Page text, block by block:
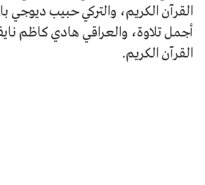
القرآن الكريم، والتركي حبيب ديوجي
أجمل تلاوة، والعراقي هادي كاظم
القرآن الكريم.